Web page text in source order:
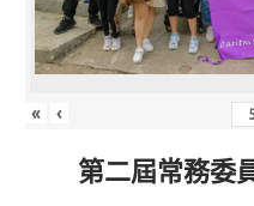
« ‹
第二屆常務